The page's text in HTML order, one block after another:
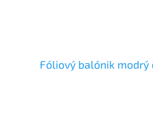
Fóliový balónik